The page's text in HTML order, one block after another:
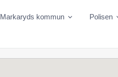
Markaryds kommun Polisen